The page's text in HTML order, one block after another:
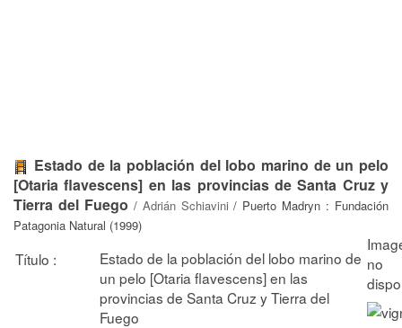
Estado de la población del lobo marino de un pelo
[Otaria flavescens] en las provincias de Santa Cruz y
Tierra del Fuego / Adrián Schiavini / Puerto Madryn : Fundación
Patagonia Natural (1999)
Título :
Estado de la población del lobo marino de
un pelo [Otaria flavescens] en las
provincias de Santa Cruz y Tierra del
Fuego